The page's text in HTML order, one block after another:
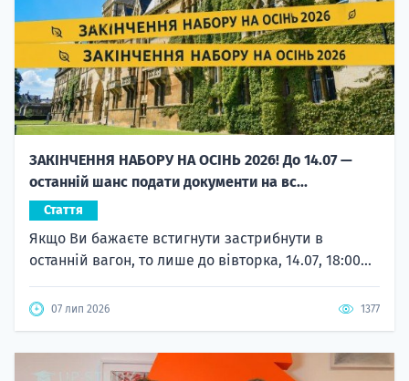
ЗАКІНЧЕННЯ НАБОРУ НА ОСІНЬ 2026! До 14.07 —
останній шанс подати документи на вс...
Стаття
Якщо Ви бажаєте встигнути застрибнути в
останній вагон, то лише до вівторка, 14.07, 18:00...
07 лип 2026 1377